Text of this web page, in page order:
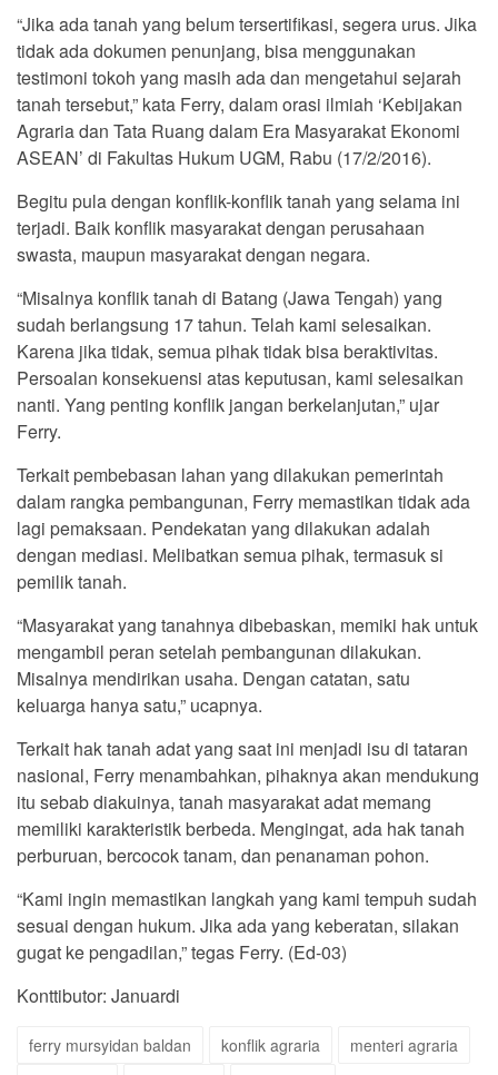
“Jika ada tanah yang belum tersertifikasi, segera urus. Jika
tidak ada dokumen penunjang, bisa menggunakan
testimoni tokoh yang masih ada dan mengetahui sejarah
tanah tersebut,” kata Ferry, dalam orasi ilmiah ‘Kebijakan
Agraria dan Tata Ruang dalam Era Masyarakat Ekonomi
ASEAN’ di Fakultas Hukum UGM, Rabu (17/2/2016).
Begitu pula dengan konflik-konflik tanah yang selama ini
terjadi. Baik konflik masyarakat dengan perusahaan
swasta, maupun masyarakat dengan negara.
“Misalnya konflik tanah di Batang (Jawa Tengah) yang
sudah berlangsung 17 tahun. Telah kami selesaikan.
Karena jika tidak, semua pihak tidak bisa beraktivitas.
Persoalan konsekuensi atas keputusan, kami selesaikan
nanti. Yang penting konflik jangan berkelanjutan,” ujar
Ferry.
Terkait pembebasan lahan yang dilakukan pemerintah
dalam rangka pembangunan, Ferry memastikan tidak ada
lagi pemaksaan. Pendekatan yang dilakukan adalah
dengan mediasi. Melibatkan semua pihak, termasuk si
pemilik tanah.
“Masyarakat yang tanahnya dibebaskan, memiki hak untuk
mengambil peran setelah pembangunan dilakukan.
Misalnya mendirikan usaha. Dengan catatan, satu
keluarga hanya satu,” ucapnya.
Terkait hak tanah adat yang saat ini menjadi isu di tataran
nasional, Ferry menambahkan, pihaknya akan mendukung
itu sebab diakuinya, tanah masyarakat adat memang
memiliki karakteristik berbeda. Mengingat, ada hak tanah
perburuan, bercocok tanam, dan penanaman pohon.
“Kami ingin memastikan langkah yang kami tempuh sudah
sesuai dengan hukum. Jika ada yang keberatan, silakan
gugat ke pengadilan,” tegas Ferry. (Ed-03)
Konttibutor: Januardi
ferry mursyidan baldan konflik agraria
menteri agraria